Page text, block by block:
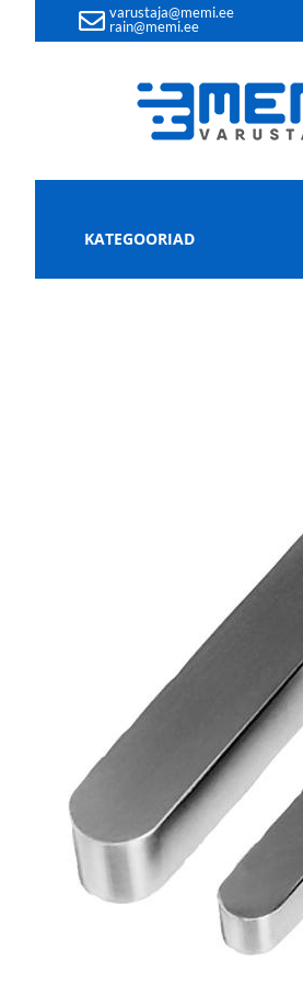
varustaja@memi.ee
rain@memi.ee
KATEGOORIAD